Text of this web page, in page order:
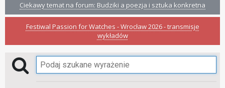
Ciekawy temat na forum: Budziki a poezja i sztuka konkretna
Festiwal Passion for Watches - Wrocław 2026 - transmisje
wykładów